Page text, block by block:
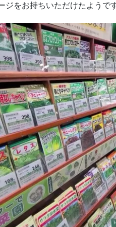
ジをお持ちいただけたようで